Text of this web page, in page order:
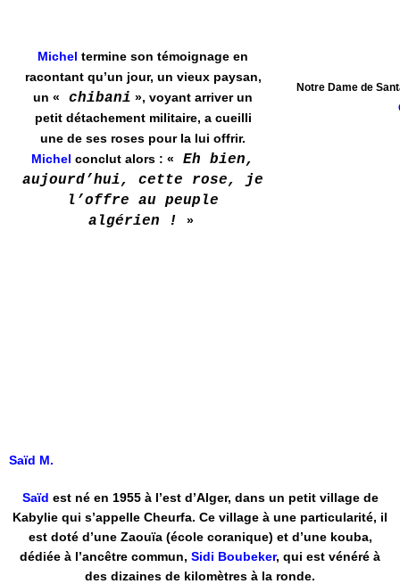
Michel termine son témoignage en
racontant qu’un jour, un vieux paysan,
un «
chibani », voyant arriver un
petit détachement militaire, a cueilli
une de ses roses pour la lui offrir.
Michel conclut alors : «
Eh bien,
aujourd’hui, cette rose, je
l’offre au peuple
algérien !
»
Notre Dame de
Saïd M.
Saïd est né en 1955 à l’est d’Alger, dans un petit village de
Kabylie qui s’appelle Cheurfa. Ce village à une particularité, il
est doté d’une Zaouïa (école coranique) et d’une kouba,
dédiée à l’ancêtre commun, Sidi Boubeker, qui est vénéré à
des dizaines de kilomètres à la ronde.